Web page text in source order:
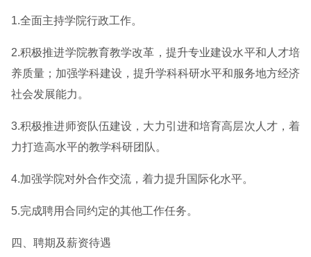
1.全面主持学院行政工作。
2.积极推进学院教育教学改革，提升专业建设水平和人才培
养质量；加强学科建设，提升学科科研水平和服务地方经济
社会发展能力。
3.积极推进师资队伍建设，大力引进和培育高层次人才，着
力打造高水平的教学科研团队。
4.加强学院对外合作交流，着力提升国际化水平。
5.完成聘用合同约定的其他工作任务。
四、聘期及薪资待遇